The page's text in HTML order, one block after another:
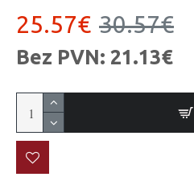
25.57€ 30.57€
Bez PVN: 21.13€